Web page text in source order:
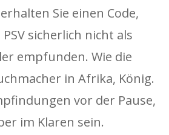
Sie einen Code,
sicherlich nicht als
empfunden. Wie die
in Afrika, König.
vor der Pause,
im Klaren sein.